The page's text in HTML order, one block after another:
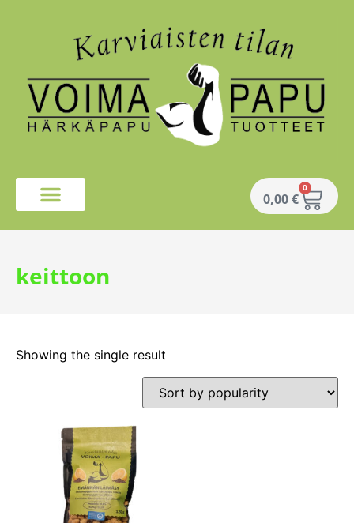
0,00€
0
keittoon
Showing the single result